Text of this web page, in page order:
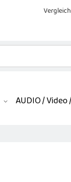
AUDIO / Video